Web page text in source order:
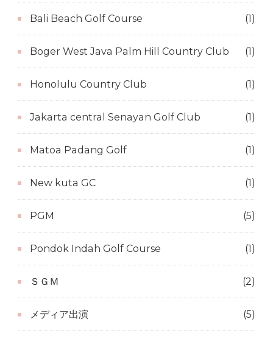
Bali Beach Golf Course (1)
Boger West Java Palm Hill Country Club (1)
Honolulu Country Club (1)
Jakarta central Senayan Golf Club (1)
Matoa Padang Golf (1)
New kuta GC (1)
PGM (5)
Pondok Indah Golf Course (1)
ＳＧＭ (2)
メディア出演 (5)